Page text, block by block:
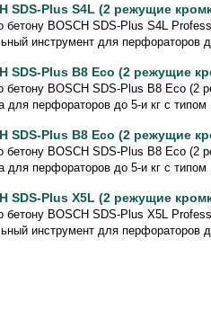
SDS-Plus S4L (2 режущие
бетону BOSCH SDS-Plus S4L
инструмент для перфораторов
SDS-Plus B8 Eco (2 режущие
бетону BOSCH SDS-Plus B8 Eco (2
для перфораторов до 5-и кг с типом
SDS-Plus B8 Eco (2 режущие
бетону BOSCH SDS-Plus B8 Eco (2
для перфораторов до 5-и кг с типом
SDS-Plus X5L (2 режущие
бетону BOSCH SDS-Plus X5L
инструмент для перфораторов